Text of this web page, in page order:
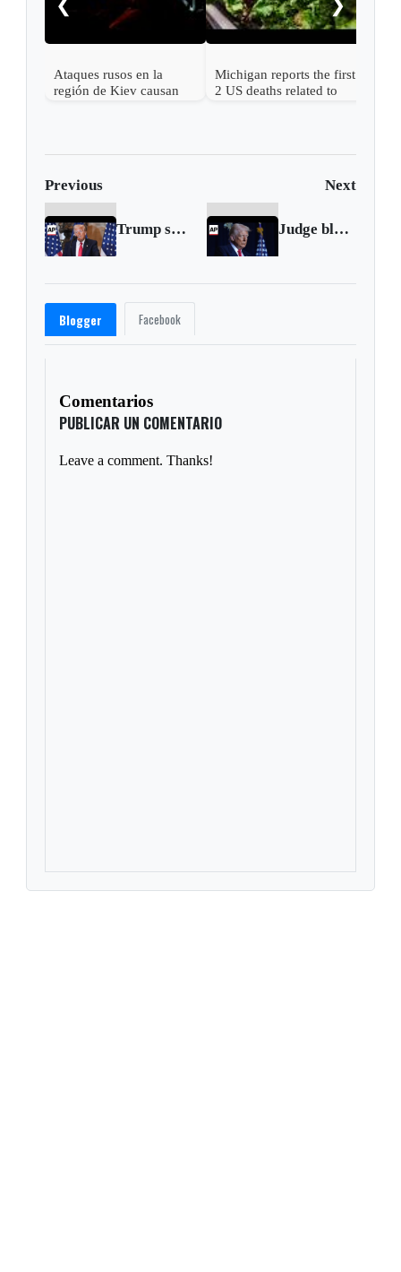
❮
Ataques rusos en la
región de Kiev causan
Michigan reports the first
2 US deaths related to
❯
Previous Next
Trump says 'we have to bring religion back' during National Prayer Breakfast Judge blocks Trump's plan offering incentives for federal workers to resign
Blogger Facebook
Comentarios
PUBLICAR UN COMENTARIO
Leave a comment. Thanks!